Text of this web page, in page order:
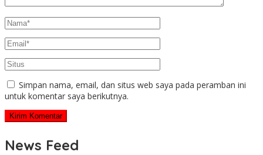
Simpan nama, email, dan situs web saya pada peramban ini
untuk komentar saya berikutnya.
News Feed